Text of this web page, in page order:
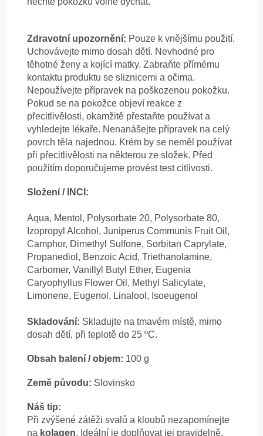
Zdravotní upozornění: Pouze k vnějšímu použití.
Uchovávejte mimo dosah dětí. Nevhodné pro
těhotné ženy a kojící matky. Zabraňte přímému
kontaktu produktu se sliznicemi a očima.
Nepoužívejte přípravek na poškozenou pokožku.
Pokud se na pokožce objeví reakce z
přecitlivělosti, okamžitě přestaňte používat a
vyhledejte lékaře. Nenanášejte přípravek na celý
povrch těla najednou. Krém by se neměl používat
při přecitlivělosti na některou ze složek. Před
použitím doporučujeme provést test citlivosti.
Složení / INCI:
Aqua, Mentol, Polysorbate 20, Polysorbate 80,
Izopropyl Alcohol, Juniperus Communis Fruit Oil,
Camphor, Dimethyl Sulfone, Sorbitan Caprylate,
Propanediol, Benzoic Acid, Triethanolamine,
Carbomer, Vanillyl Butyl Ether, Eugenia
Caryophyllus Flower Oil, Methyl Salicylate,
Limonene, Eugenol, Linalool, Isoeugenol
Skladování: Skladujte na tmavém místě, mimo
dosah dětí, při teplotě do 25 ºC.
Obsah balení / objem: 100 g
Země původu: Slovinsko
Náš tip:
Při zvýšené zátěži svalů a kloubů nezapomínejte
na kolagen. Ideální je doplňovat jej pravidelně.